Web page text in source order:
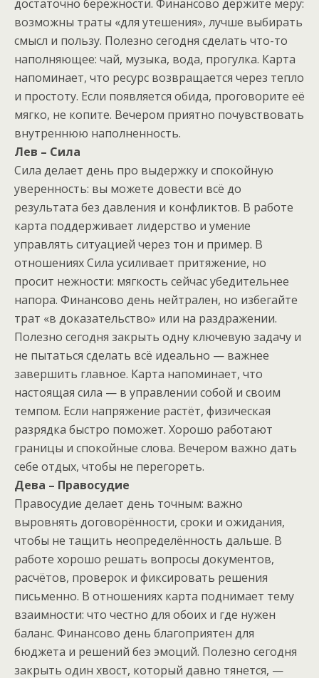
достаточно бережности. Финансово держите меру:
возможны траты «для утешения», лучше выбирать
смысл и пользу. Полезно сегодня сделать что-то
наполняющее: чай, музыка, вода, прогулка. Карта
напоминает, что ресурс возвращается через тепло
и простоту. Если появляется обида, проговорите её
мягко, не копите. Вечером приятно почувствовать
внутреннюю наполненность.
Лев – Сила
Сила делает день про выдержку и спокойную
уверенность: вы можете довести всё до
результата без давления и конфликтов. В работе
карта поддерживает лидерство и умение
управлять ситуацией через тон и пример. В
отношениях Сила усиливает притяжение, но
просит нежности: мягкость сейчас убедительнее
напора. Финансово день нейтрален, но избегайте
трат «в доказательство» или на раздражении.
Полезно сегодня закрыть одну ключевую задачу и
не пытаться сделать всё идеально — важнее
завершить главное. Карта напоминает, что
настоящая сила — в управлении собой и своим
темпом. Если напряжение растёт, физическая
разрядка быстро поможет. Хорошо работают
границы и спокойные слова. Вечером важно дать
себе отдых, чтобы не перегореть.
Дева – Правосудие
Правосудие делает день точным: важно
выровнять договорённости, сроки и ожидания,
чтобы не тащить неопределённость дальше. В
работе хорошо решать вопросы документов,
расчётов, проверок и фиксировать решения
письменно. В отношениях карта поднимает тему
взаимности: что честно для обоих и где нужен
баланс. Финансово день благоприятен для
бюджета и решений без эмоций. Полезно сегодня
закрыть один хвост, который давно тянется, —